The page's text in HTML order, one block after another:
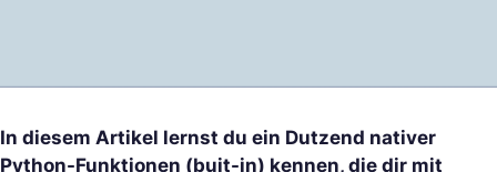
In diesem Artikel lernst du ein Dutzend nativer
Python-Funktionen (buit-in) kennen, die dir mit